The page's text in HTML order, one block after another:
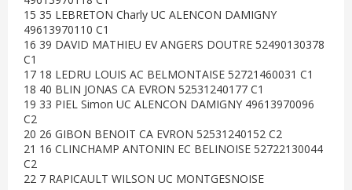
15 35 LEBRETON Charly UC ALENCON DAMIGNY
49613970110 C1
16 39 DAVID MATHIEU EV ANGERS DOUTRE 52490130378
C1
17 18 LEDRU LOUIS AC BELMONTAISE 52721460031 C1
18 40 BLIN JONAS CA EVRON 52531240177 C1
19 33 PIEL Simon UC ALENCON DAMIGNY 49613970096
C2
20 26 GIBON BENOIT CA EVRON 52531240152 C2
21 16 CLINCHAMP ANTONIN EC BELINOISE 52722130044
C2
22 7 RAPICAULT WILSON UC MONTGESNOISE